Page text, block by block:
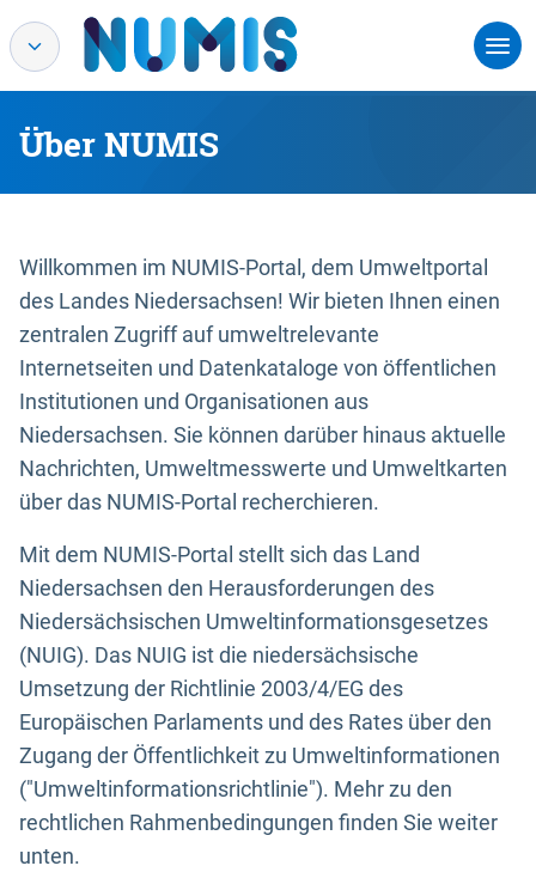
Über NUMIS
Willkommen im NUMIS-Portal, dem Umweltportal
des Landes Niedersachsen! Wir bieten Ihnen einen
zentralen Zugriff auf umweltrelevante
Internetseiten und Datenkataloge von öffentlichen
Institutionen und Organisationen aus
Niedersachsen. Sie können darüber hinaus aktuelle
Nachrichten, Umweltmesswerte und Umweltkarten
über das NUMIS-Portal recherchieren.
Mit dem NUMIS-Portal stellt sich das Land
Niedersachsen den Herausforderungen des
Niedersächsischen Umweltinformationsgesetzes
(NUIG). Das NUIG ist die niedersächsische
Umsetzung der Richtlinie 2003/4/EG des
Europäischen Parlaments und des Rates über den
Zugang der Öffentlichkeit zu Umweltinformationen
("Umweltinformationsrichtlinie"). Mehr zu den
rechtlichen Rahmenbedingungen finden Sie weiter
unten.